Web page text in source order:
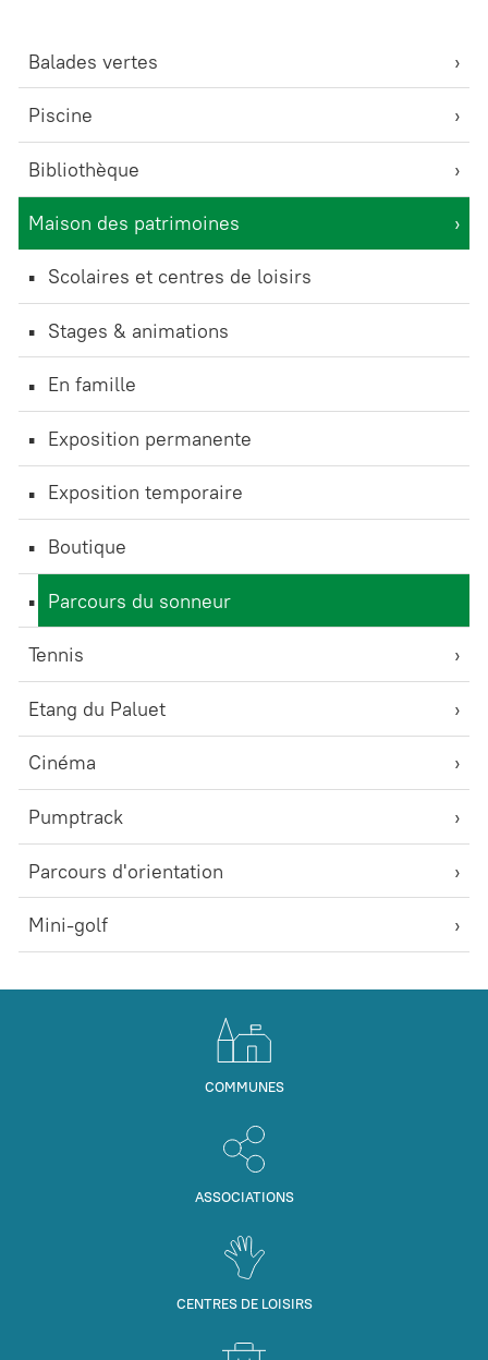
Balades vertes
Piscine
Bibliothèque
Maison des patrimoines
Scolaires et centres de loisirs
Stages & animations
En famille
Exposition permanente
Exposition temporaire
Boutique
Parcours du sonneur
Tennis
Etang du Paluet
Cinéma
Pumptrack
Parcours d'orientation
Mini-golf
COMMUNES
ASSOCIATIONS
CENTRES DE LOISIRS